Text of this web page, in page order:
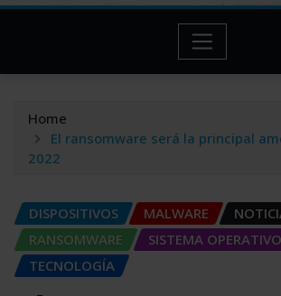
Home
El ransomware será la principal
2022
DISPOSITIVOS MALWARE
RANSOMWARE
SISTEMA OPERATIVO
TECNOLOGÍA